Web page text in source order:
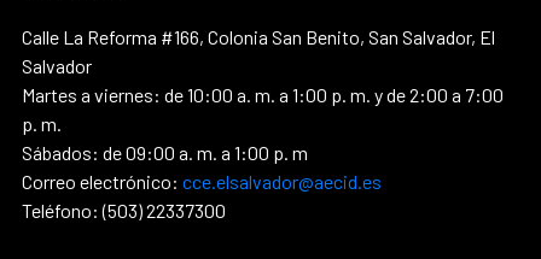
Calle La Reforma #166, Colonia San Benito, San Salvador, El
Salvador
Martes a viernes: de 10:00 a. m. a 1:00 p. m. y de 2:00 a 7:00
p. m.
Sábados: de 09:00 a. m. a 1:00 p. m
Correo electrónico: cce.elsalvador@aecid.es
Teléfono: (503) 22337300